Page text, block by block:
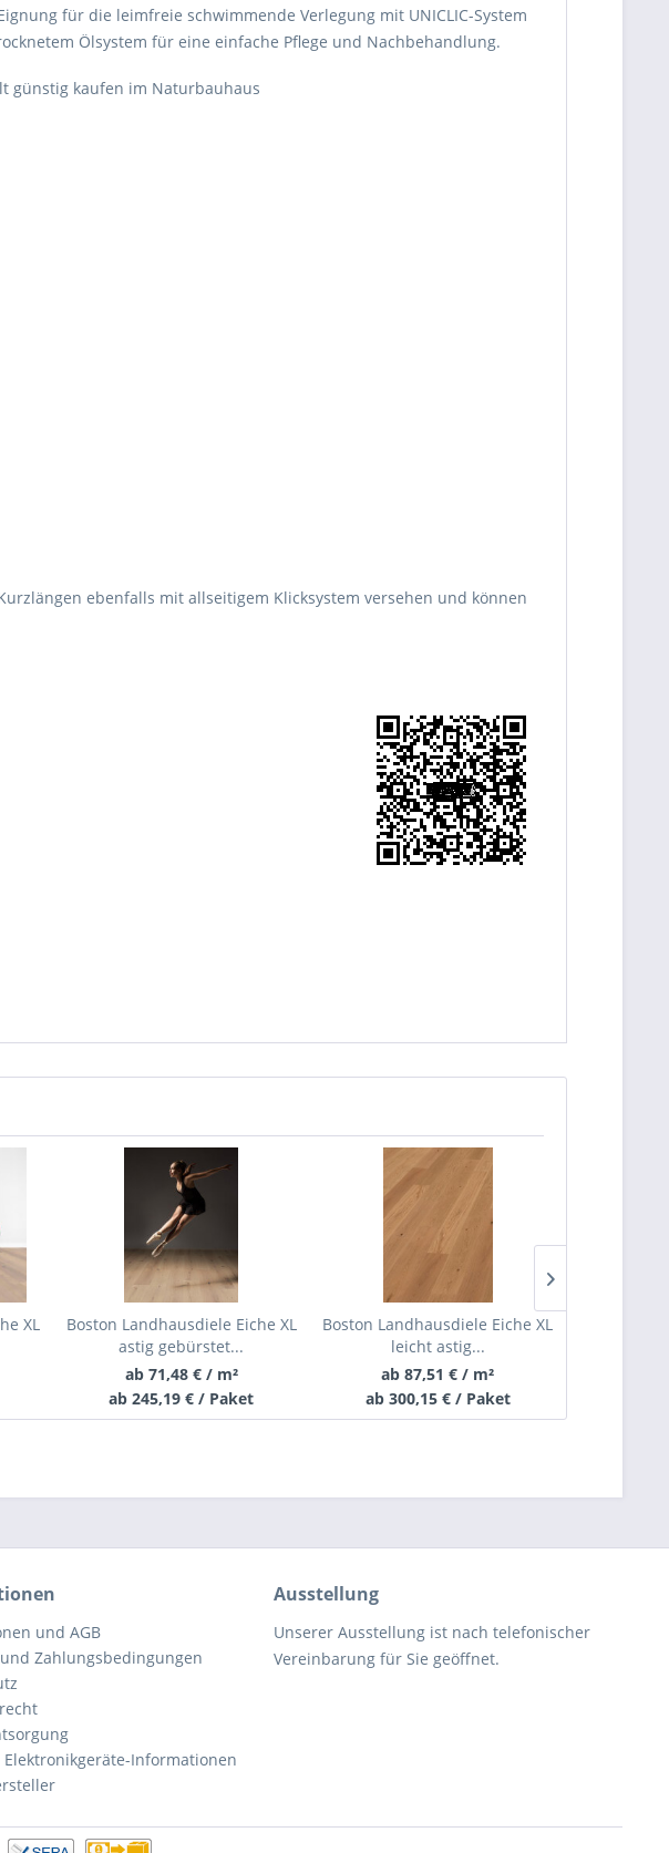
für die leimfreie schwimmende Verlegung mit UNICLIC-System
Ölsystem für eine einfache Pflege und Nachbehandlung.
günstig kaufen im Naturbauhaus
ebenfalls mit allseitigem Klicksystem versehen und können
XL
Boston Landhausdiele Eiche XL
astig gebürstet...
ab 71,48 € / m²
ab 245,19 € / Paket
Boston Landhausdiele Eiche XL
leicht astig...
ab 87,51 € / m²
ab 300,15 € / Paket
und AGB
Zahlungsbedingungen
Elektronikgeräte-Informationen
Ausstellung
Unserer Ausstellung ist nach telefonischer
Vereinbarung für Sie geöffnet.